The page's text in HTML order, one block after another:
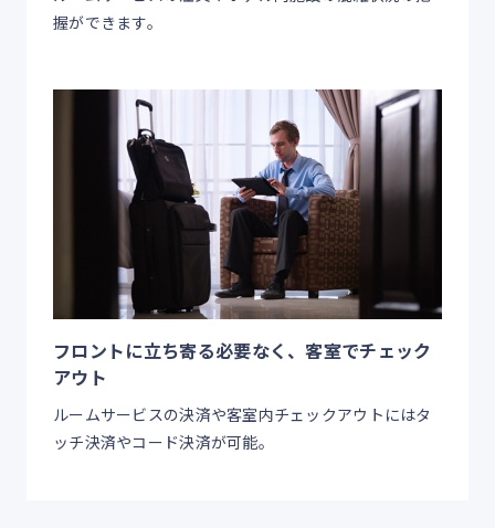
握ができます。
フロントに立ち寄る必要なく、客室でチェック
アウト
ルームサービスの決済や客室内チェックアウトにはタ
ッチ決済やコード決済が可能。